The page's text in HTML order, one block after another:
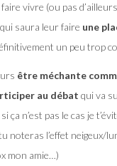
vivre (ou pas
saura leur faire une
un peu trop
être méchante
au débat qui va
si ça n’est pas le cas je
noteras l’effet
mon amie…)